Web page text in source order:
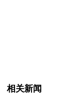
相关新闻